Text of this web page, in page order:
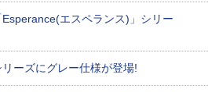
エスペランス)」シリー
ーズにグレー仕様が登場!